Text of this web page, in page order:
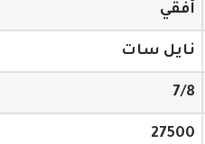
أفقي
نايل سات
7/8
27500